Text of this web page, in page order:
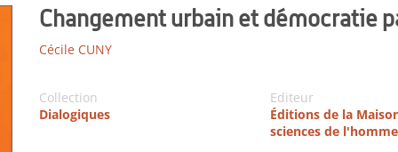
Changement urbain et démocratie
Cécile CUNY
Collection
Dialogiques
Editeur
Éditions de la
sciences de l'homme